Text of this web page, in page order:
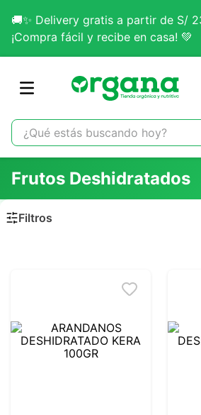
🚚✨ Delivery gratis a partir de S/
¡Compra fácil y recibe en casa! 💚
¿Qué estás buscando hoy?
1.
omega 3
2.
citrato magnesio
glicinato magnesio
7.
lab nutrition
magnesio
Frutos Deshidratados